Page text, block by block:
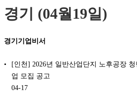
경기 (04월19일)
경기기업비서
[인천] 2026년 일반산업단지 노후공장
업 모집 공고
04-17